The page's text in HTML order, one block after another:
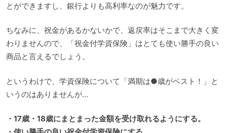
とができますし、銀行よりも高利率なのが魅力です。
ちなみに、祝金があるかないかで、返戻率はそこまで大きく変
わりませんので、「祝金付学資保険」はとても使い勝手の良い
商品と言えるでしょう。
というわけで、学資保険について「満期は●歳がベスト！」と
いうのはありませんが…
・17歳・18歳にまとまった金額を受け取れるようにする。